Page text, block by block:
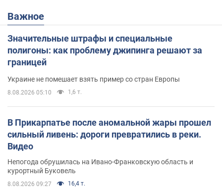
Важное
Значительные штрафы и специальные
полигоны: как проблему джипинга решают за
границей
Украине не помешает взять пример со стран Европы
8.08.2026 05:10 1,6 т.
В Прикарпатье после аномальной жары прошел
сильный ливень: дороги превратились в реки.
Видео
Непогода обрушилась на Ивано-Франковскую область и
курортный Буковель
8.08.2026 09:27 16,4 т.